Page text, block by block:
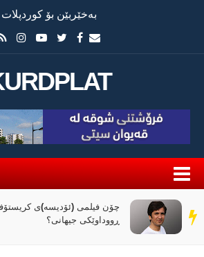
بەخێربێن بۆ کوردپلات
KURDPLAT
سەر
دێڕ
راپۆرتێک: رێککەوتنەکەی واشنتن
تەنگەی هورمز دەداتە دەست